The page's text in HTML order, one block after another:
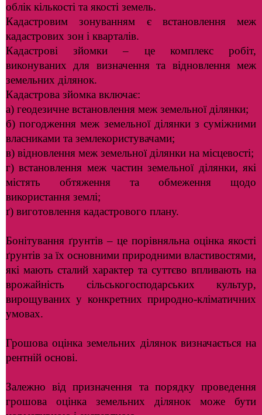
облік кількості та якості земель.
Кадастровим зонуванням є встановлення меж
кадастрових зон і кварталів.
Кадастрові зйомки – це комплекс робіт,
виконуваних для визначення та відновлення меж
земельних ділянок.
Кадастрова зйомка включає:
а) геодезичне встановлення меж земельної ділянки;
б) погодження меж земельної ділянки з суміжними
власниками та землекористувачами;
в) відновлення меж земельної ділянки на місцевості;
г) встановлення меж частин земельної ділянки, які
містять обтяження та обмеження щодо
використання землі;
ґ) виготовлення кадастрового плану.
Бонітування ґрунтів – це порівняльна оцінка якості
ґрунтів за їх основними природними властивостями,
які мають сталий характер та суттєво впливають на
врожайність сільськогосподарських культур,
вирощуваних у конкретних природно-кліматичних
умовах.
Грошова оцінка земельних ділянок визначається на
рентній основі.
Залежно від призначення та порядку проведення
грошова оцінка земельних ділянок може бути